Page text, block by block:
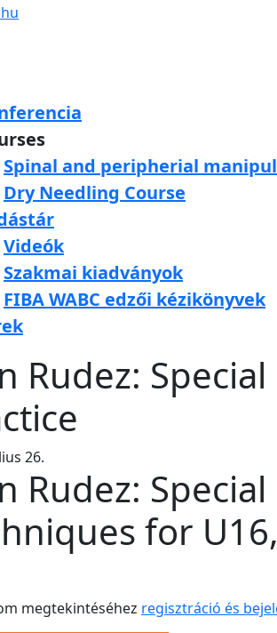
Spinal and peripherial
Dry Needling Course
Videók
Szakmai kiadványok
FIBA WABC edzői kézikönyvek
Rudez:
26.
Rudez:
for
megtekintéséhez regisztráció és